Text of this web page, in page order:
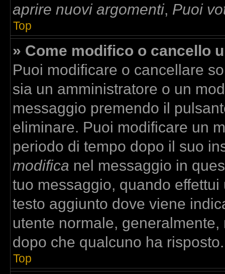
aprire nuovi argomenti, Puoi
Top
» Come modifico o cancello
Puoi modificare o cancellare
sia un amministratore o un
messaggio premendo il
eliminare. Puoi modificare un
periodo di tempo dopo il suo
modifica nel messaggio in
tuo messaggio, quando
testo aggiunto dove viene
utente normale,
dopo che qualcuno ha risposto.
Top